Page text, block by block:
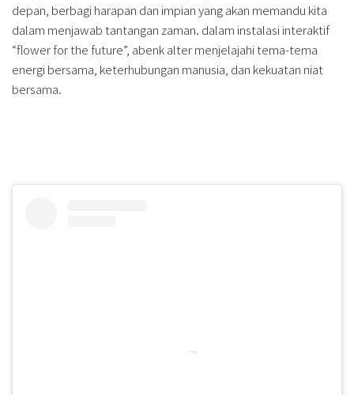
depan, berbagi harapan dan impian yang akan memandu kita
dalam menjawab tantangan zaman. dalam instalasi interaktif
“flower for the future”, abenk alter menjelajahi tema-tema
energi bersama, keterhubungan manusia, dan kekuatan niat
bersama.